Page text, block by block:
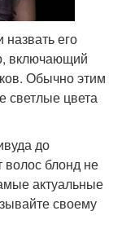
его
включающий
Обычно этим
светлые цвета
до
блонд не
актуальные
своему